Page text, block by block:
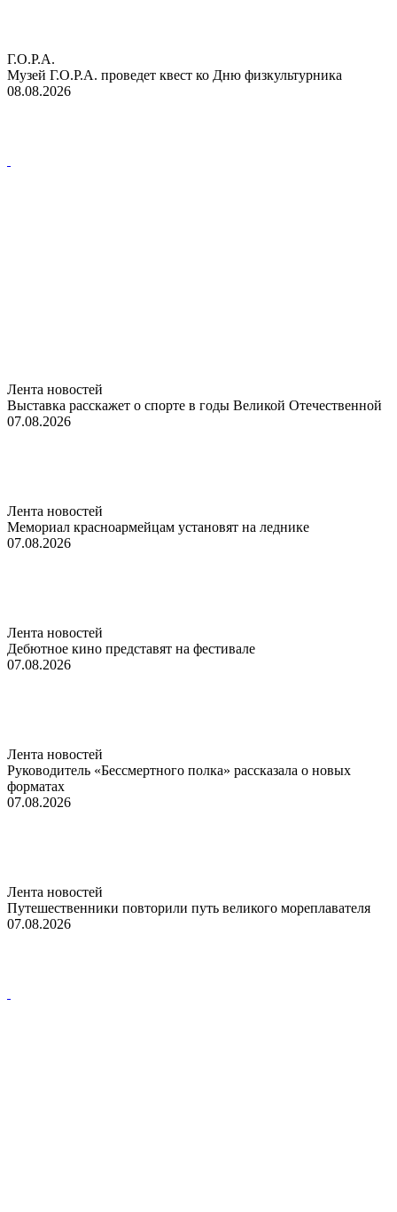
Г.О.Р.А.
Музей Г.О.Р.А. проведет квест ко Дню физкультурника
08.08.2026
Лента новостей
Выставка расскажет о спорте в годы Великой Отечественной
07.08.2026
Лента новостей
Мемориал красноармейцам установят на леднике
07.08.2026
Лента новостей
Дебютное кино представят на фестивале
07.08.2026
Лента новостей
Руководитель «Бессмертного полка» рассказала о новых
форматах
07.08.2026
Лента новостей
Путешественники повторили путь великого мореплавателя
07.08.2026